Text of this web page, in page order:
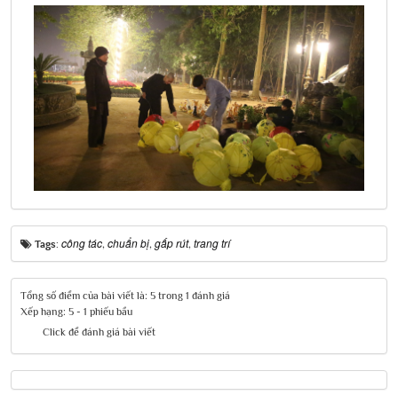
Tags: công tác, chuẩn bị, gấp rút, trang trí
Tổng số điểm của bài viết là: 5 trong 1 đánh giá
Xếp hạng: 5 - 1 phiếu bầu
Click để đánh giá bài viết